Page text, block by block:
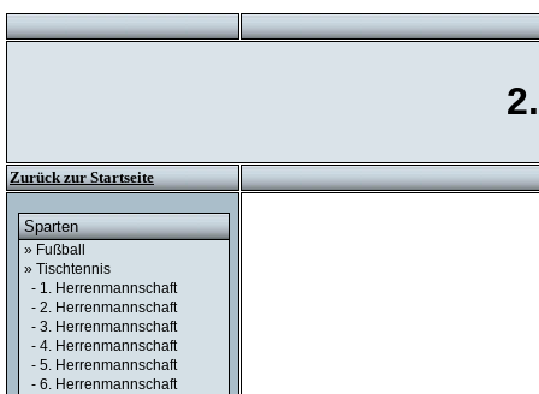
Zurück zur Startseite
Sparten
» Fußball
» Tischtennis
- 1. Herrenmannschaft
- 2. Herrenmannschaft
- 3. Herrenmannschaft
- 4. Herrenmannschaft
- 5. Herrenmannschaft
- 6. Herrenmannschaft